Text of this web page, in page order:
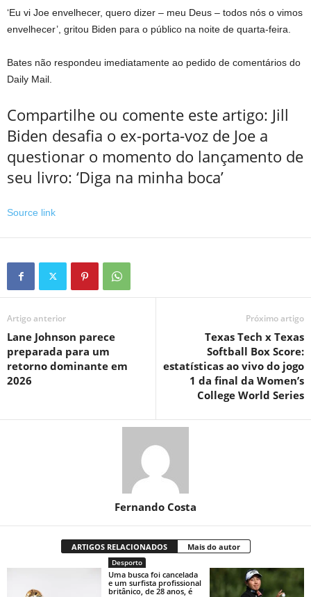
‘Eu vi Joe envelhecer, quero dizer – meu Deus – todos nós o vimos
envelhecer’, gritou Biden para o público na noite de quarta-feira.
Bates não respondeu imediatamente ao pedido de comentários do
Daily Mail.
Compartilhe ou comente este artigo: Jill
Biden desafia o ex-porta-voz de Joe a
questionar o momento do lançamento de
seu livro: ‘Diga na minha boca’
Source link
Artigo anterior
Lane Johnson parece
preparada para um
retorno dominante em
2026
Próximo artigo
Texas Tech x Texas
Softball Box Score:
estatísticas ao vivo do jogo
1 da final da Women’s
College World Series
Fernando Costa
ARTIGOS RELACIONADOS Mais do autor
Desporto
Uma busca foi cancelada
e um surfista profissional
britânico, de 28 anos, é